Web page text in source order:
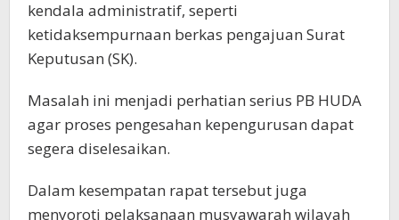
kendala administratif, seperti
ketidaksempurnaan berkas pengajuan Surat
Keputusan (SK).
Masalah ini menjadi perhatian serius PB HUDA
agar proses pengesahan kepengurusan dapat
segera diselesaikan.
Dalam kesempatan rapat tersebut juga
menyoroti pelaksanaan musyawarah wilayah